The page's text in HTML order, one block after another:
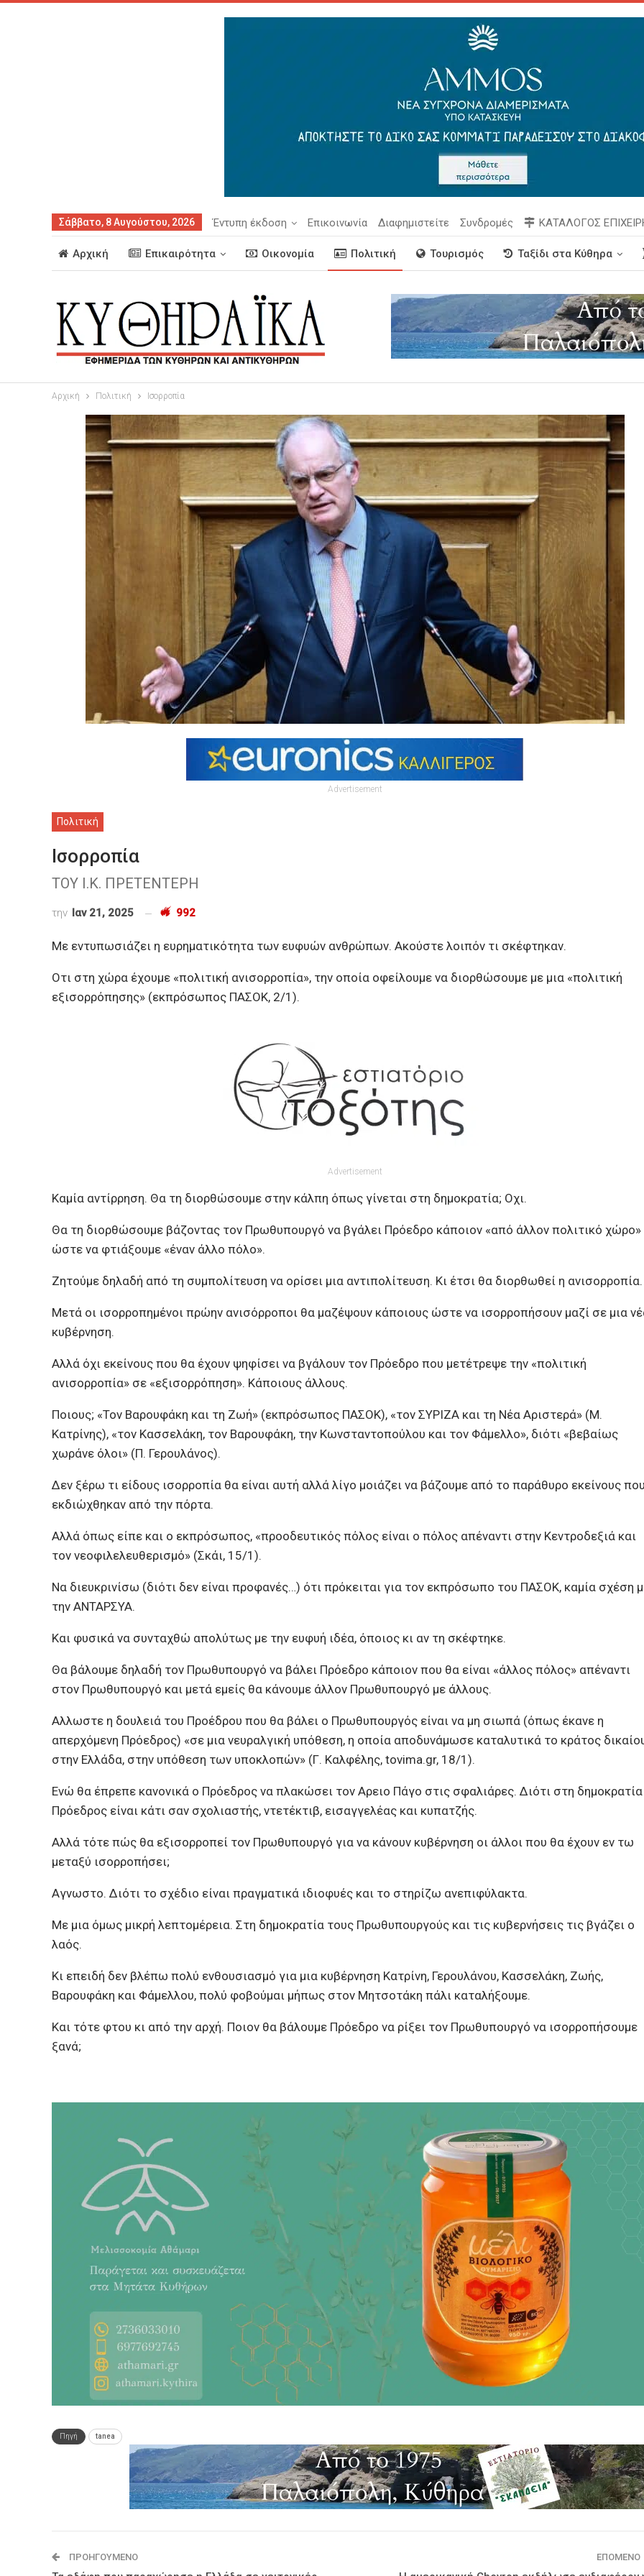
Σάββατο, 8 Αυγούστου, 2026 Έντυπη έκδοση Επικοινωνία Διαφημιστείτε Συνδρομές ΚΑΤΑΛΟΓΟΣ
Αρχική Επικαιρότητα Οικονομία Πολιτική Τουρισμός Ταξίδι στα Κύθηρα
Αρχική Πολιτική Ισορροπία
Advertisement
Πολιτική
Ισορροπία
ΤΟΥ Ι.Κ. ΠΡΕΤΕΝΤΕΡΗ
την Ιαν 21, 2025 992
Με εντυπωσιάζει η ευρηματικότητα των ευφυών ανθρώπων. Ακούστε λοιπόν τι σκέφτηκαν.
Οτι στη χώρα έχουμε «πολιτική ανισορροπία», την οποία οφείλουμε να διορθώσουμε με μια «πολιτική
εξισορρόπησης» (εκπρόσωπος ΠΑΣΟΚ, 2/1).
Advertisement
Καμία αντίρρηση. Θα τη διορθώσουμε στην κάλπη όπως γίνεται στη δημοκρατία; Οχι.
Θα τη διορθώσουμε βάζοντας τον Πρωθυπουργό να βγάλει Πρόεδρο κάποιον «από άλλον πολιτικό χώρο»
ώστε να φτιάξουμε «έναν άλλο πόλο».
Ζητούμε δηλαδή από τη συμπολίτευση να ορίσει μια αντιπολίτευση. Κι έτσι θα διορθωθεί η ανισορροπία.
Μετά οι ισορροπημένοι πρώην ανισόρροποι θα μαζέψουν κάποιους ώστε να ισορροπήσουν μαζί σε μια
κυβέρνηση.
Αλλά όχι εκείνους που θα έχουν ψηφίσει να βγάλουν τον Πρόεδρο που μετέτρεψε την «πολιτική
ανισορροπία» σε «εξισορρόπηση». Κάποιους άλλους.
Ποιους; «Τον Βαρουφάκη και τη Ζωή» (εκπρόσωπος ΠΑΣΟΚ), «τον ΣΥΡΙΖΑ και τη Νέα Αριστερά» (Μ.
Κατρίνης), «τον Κασσελάκη, τον Βαρουφάκη, την Κωνσταντοπούλου και τον Φάμελλο», διότι «βεβαίως
χωράνε όλοι» (Π. Γερουλάνος).
Δεν ξέρω τι είδους ισορροπία θα είναι αυτή αλλά λίγο μοιάζει να βάζουμε από το παράθυρο εκείνους
εκδιώχθηκαν από την πόρτα.
Αλλά όπως είπε και ο εκπρόσωπος, «προοδευτικός πόλος είναι ο πόλος απέναντι στην Κεντροδεξιά και
τον νεοφιλελευθερισμό» (Σκάι, 15/1).
Να διευκρινίσω (διότι δεν είναι προφανές…) ότι πρόκειται για τον εκπρόσωπο του ΠΑΣΟΚ, καμία σχέση
την ΑΝΤΑΡΣΥΑ.
Και φυσικά να συνταχθώ απολύτως με την ευφυή ιδέα, όποιος κι αν τη σκέφτηκε.
Θα βάλουμε δηλαδή τον Πρωθυπουργό να βάλει Πρόεδρο κάποιον που θα είναι «άλλος πόλος» απέναντι
στον Πρωθυπουργό και μετά εμείς θα κάνουμε άλλον Πρωθυπουργό με άλλους.
Αλλωστε η δουλειά του Προέδρου που θα βάλει ο Πρωθυπουργός είναι να μη σιωπά (όπως έκανε η
απερχόμενη Πρόεδρος) «σε μια νευραλγική υπόθεση, η οποία αποδυνάμωσε καταλυτικά το κράτος
στην Ελλάδα, στην υπόθεση των υποκλοπών» (Γ. Καλφέλης, tovima.gr, 18/1).
Ενώ θα έπρεπε κανονικά ο Πρόεδρος να πλακώσει τον Aρειο Πάγο στις σφαλιάρες. Διότι στη
Πρόεδρος είναι κάτι σαν σχολιαστής, ντετέκτιβ, εισαγγελέας και κυπατζής.
Αλλά τότε πώς θα εξισορροπεί τον Πρωθυπουργό για να κάνουν κυβέρνηση οι άλλοι που θα έχουν εν τω
μεταξύ ισορροπήσει;
Αγνωστο. Διότι το σχέδιο είναι πραγματικά ιδιοφυές και το στηρίζω ανεπιφύλακτα.
Με μια όμως μικρή λεπτομέρεια. Στη δημοκρατία τους Πρωθυπουργούς και τις κυβερνήσεις τις βγάζει ο
λαός.
Κι επειδή δεν βλέπω πολύ ενθουσιασμό για μια κυβέρνηση Κατρίνη, Γερουλάνου, Κασσελάκη, Ζωής,
Βαρουφάκη και Φάμελλου, πολύ φοβούμαι μήπως στον Μητσοτάκη πάλι καταλήξουμε.
Και τότε φτου κι από την αρχή. Ποιον θα βάλουμε Πρόεδρο να ρίξει τον Πρωθυπουργό να ισορροπήσουμε
ξανά;
Πηγή tanea
ΠΡΟΗΓΟΎΜΕΝΟ ΕΠΌΜΕΝΟ